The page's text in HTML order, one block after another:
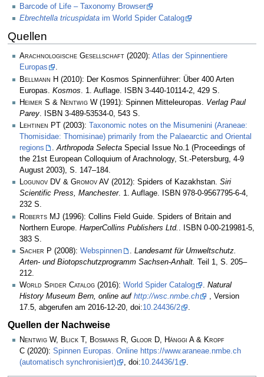
Barcode of Life – Taxonomy Browser
Ebrechtella tricuspidata im World Spider Catalog
Quellen
Arachnologische Gesellschaft (2020): Atlas der Spinnentiere
Europas
.
Bellmann H (2010): Der Kosmos Spinnenführer: Über 400 Arten
Europas. Kosmos . 1. Auflage. ISBN 3-440-10114-2, 429 S.
Heimer S & Nentwig W (1991): Spinnen Mitteleuropas. Verlag Paul
Parey. ISBN 3-489-53534-0, 543 S.
Lehtinen PT
(2003):
Taxonomic notes on the Misumenini (Araneae:
Thomisidae: Thomisinae) primarily from the Palaearctic and Oriental
regions
.Arthropoda Selecta Special Issue No.1 (Proceedings of
the 21st European Colloquium of Arachnology, St.-Petersburg, 4-9
August 2003), S. 147–184.
Logunov DV & Gromov AV (2012): Spiders of Kazakhstan. Siri
Scientific Press, Manchester. 1. Auflage. ISBN 978-0-9567795-6-4,
232 S.
Roberts MJ (1996): Collins Field Guide. Spiders of Britain and
Northern Europe. HarperCollins Publishers Ltd.
. ISBN 0-00-219981-5,
383 S.
Sacher P (2008): Webspinnen . Landesamt für Umweltschutz.
Arten- und Biotopschutzprogramm Sachsen-Anhalt.
Teil 1, S. 205–
212.
World Spider Catalog (2016): World Spider Catalog . Natural
History Museum Bern, online auf http://wsc.nmbe.ch
, Version
17.5, abgerufen am 2016-12-20, doi:10.24436/2 .
Quellen der Nachweise
Nentwig W, Blick T, Bosmans R, Gloor D, Hänggi A & Kropf
C (2020): Spinnen Europas. Online https://www.araneae.nmbe.ch
(automatisch synchronisiert)
, doi:10.24436/1 .